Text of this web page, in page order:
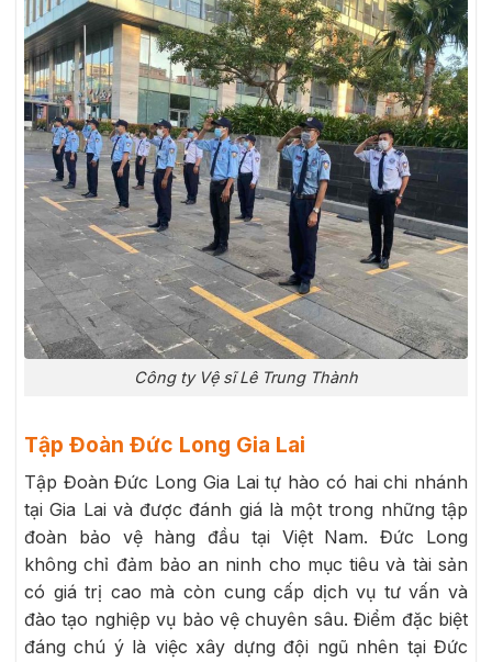
Công ty Vệ sĩ Lê Trung Thành
Tập Đoàn Đức Long Gia Lai
Tập Đoàn Đức Long Gia Lai tự hào có hai chi nhánh
tại Gia Lai và được đánh giá là một trong những tập
đoàn bảo vệ hàng đầu tại Việt Nam. Đức Long
không chỉ đảm bảo an ninh cho mục tiêu và tài sản
có giá trị cao mà còn cung cấp dịch vụ tư vấn và
đào tạo nghiệp vụ bảo vệ chuyên sâu. Điểm đặc biệt
đáng chú ý là việc xây dựng đội ngũ nhên tại Đức